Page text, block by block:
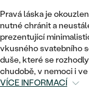
TEPANÉ
RUČNĚ
ZAČÍT S
ZAČÍT S
ZAČÍT S
SETY
PÁNSKÉ
DĚTSKÉ
SOLITÉR
VE TVARU
DĚTSKÉ
SE
DLE STYLU
ETERNITY
Pravá láska je
nutné chránit a
prezentující
vkusného svatebního
duše, které se
chudobě, v nemoci i
VÍCE INFORMACÍ